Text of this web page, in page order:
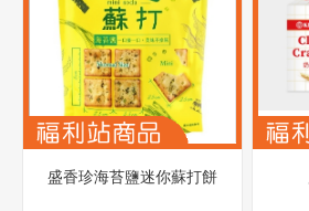
盛香珍海苔鹽迷你蘇打餅